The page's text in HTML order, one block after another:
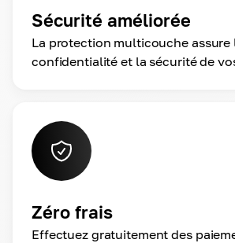
Sécurité améliorée
La protection multicouche assure
confidentialité et la sécurité de
Zéro frais
Effectuez gratuitement des